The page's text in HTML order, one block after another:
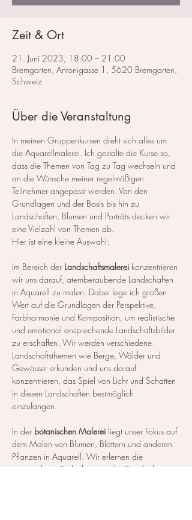
Zeit & Ort
21. Juni 2023, 18:00 – 21:00
Bremgarten, Antonigasse 1, 5620 Bremgarten,
Schweiz
Über die Veranstaltung
In meinen Gruppenkursen dreht sich alles um
die Aquarellmalerei. Ich gestalte die Kurse so,
dass die Themen von Tag zu Tag wechseln und
an die Wünsche meiner regelmäßigen
Teilnehmer angepasst werden. Von den
Grundlagen und der Basis bis hin zu
Landschaften, Blumen und Porträts decken wir
eine Vielzahl von Themen ab.
Hier ist eine kleine Auswahl:
Im Bereich der Landschaftsmalerei konzentrieren
wir uns darauf, atemberaubende Landschaften
in Aquarell zu malen. Dabei lege ich großen
Wert auf die Grundlagen der Perspektive,
Farbharmonie und Komposition, um realistische
und emotional ansprechende Landschaftsbilder
zu erschaffen. Wir werden verschiedene
Landschaftsthemen wie Berge, Wälder und
Gewässer erkunden und uns darauf
konzentrieren, das Spiel von Licht und Schatten
in diesen Landschaften bestmöglich
einzufangen.
In der botanischen Malerei liegt unser Fokus auf
dem Malen von Blumen, Blättern und anderen
Pflanzen in Aquarell. Wir erlernen die
notwendigen Techniken, um die Details der